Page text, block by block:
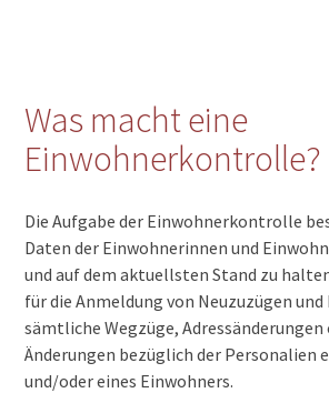
Was macht eine
Einwohnerkontrolle?
Die Aufgabe der Einwohnerkontrolle
Daten der Einwohnerinnen und
und auf dem aktuellsten Stand zu
für die Anmeldung von Neuzuzügen
sämtliche Wegzüge, Adressänderungen
Änderungen bezüglich der Personalien
und/oder eines Einwohners.